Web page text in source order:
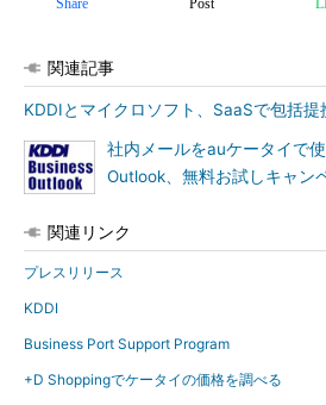
Share Post
関連記事
KDDIとマイクロソフト、SaaSで包括提
社内メールをauケータイで
Outlook、無料お試しキャン
関連リンク
プレスリリース
KDDI
Business Port Support Program
+D Shoppingでケータイの価格を調べる